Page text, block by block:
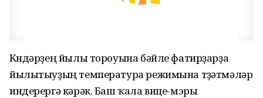
Көндәрҙең йылы тороуына бәйле фатирҙарҙа
йылытыуҙың температура режимына төҙәтмәләр
индерергә кәрәк. Баш ҡала вице-мэры